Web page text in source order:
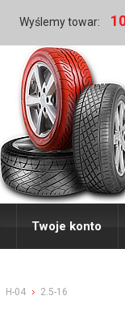
Wyślemy towar:
Twoje konto
H-04 2.5-16